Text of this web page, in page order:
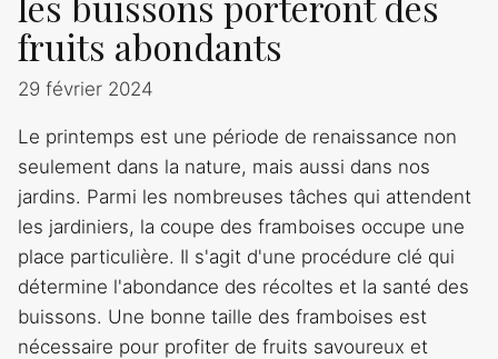
fruits abondants
29 février 2024
Le printemps est une période de renaissance non
seulement dans la nature, mais aussi dans nos
jardins. Parmi les nombreuses tâches qui attendent
les jardiniers, la coupe des framboises occupe une
place particulière. Il s'agit d'une procédure clé qui
détermine l'abondance des récoltes et la santé des
buissons. Une bonne taille des framboises est
nécessaire pour profiter de fruits savoureux et